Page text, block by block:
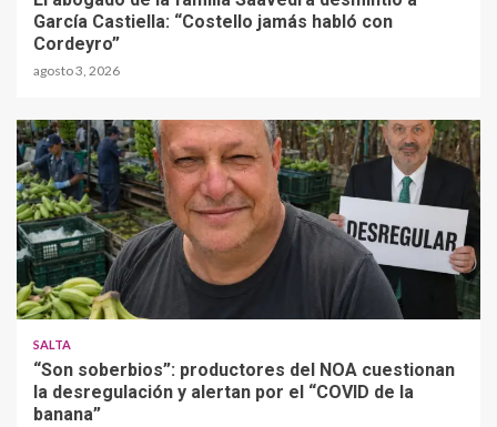
García Castiella: “Costello jamás habló con
Cordeyro”
agosto 3, 2026
SALTA
“Son soberbios”: productores del NOA cuestionan
la desregulación y alertan por el “COVID de la
banana”